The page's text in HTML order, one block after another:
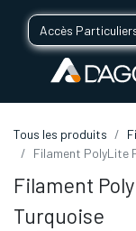
Accès
Tous les produits
Filament PolyLite
Filament
Turquoise